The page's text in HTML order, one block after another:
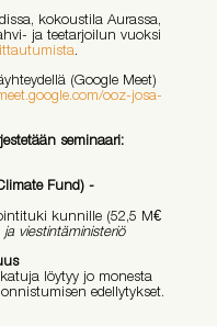
kokoustila Aurassa,
ja teetarjoilun vuoksi
.
(Google Meet)
ooz-josa-
seminaari:
Fund) -
kunnille (52,5 M€
viestintäministeriö
löytyy jo monesta
edellytykset.